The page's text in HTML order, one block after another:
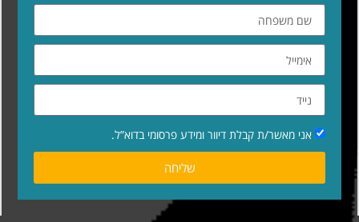
אני מאשר/ת קבלת דיוור ומידע פרסומי בדוא”ל.
שליחה